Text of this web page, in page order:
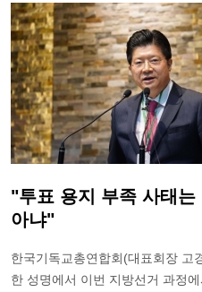
"투표 용지 부족 사태
아냐"
한국기독교총연합회(대표회장 고
한 성명에서 이번 지방선거 과정